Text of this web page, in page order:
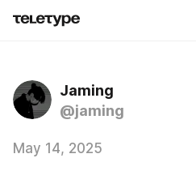
Jaming
@jaming
May 14, 2025